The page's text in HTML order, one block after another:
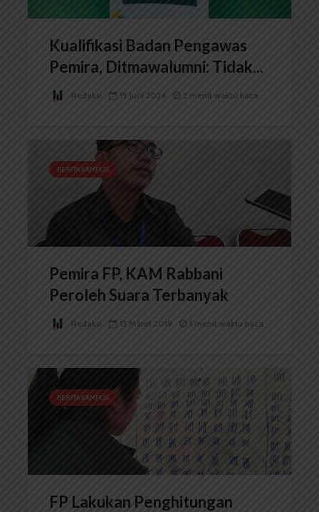
Kualifikasi Badan Pengawas
Pemira, Ditmawalumni: Tidak...
Redaksi 19 Juni 2024 2 menit waktu baca
BERITA KAMPUS
Pemira FP, KAM Rabbani
Peroleh Suara Terbanyak
Redaksi 13 Maret 2019 1 menit waktu baca
BERITA KAMPUS
FP Lakukan Penghitungan